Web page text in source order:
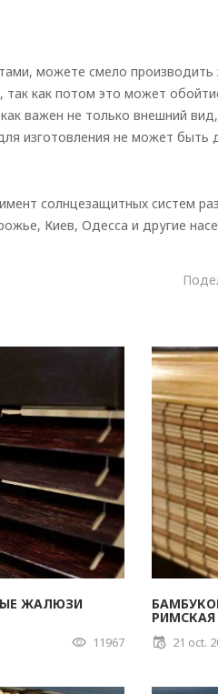
можете смело производить
так как потом это может
важен не только внешний
изготовления не может
солнцезащитных систем
Киев, Одесса и другие
ЖАЛЮЗИ
11967 21 oct.